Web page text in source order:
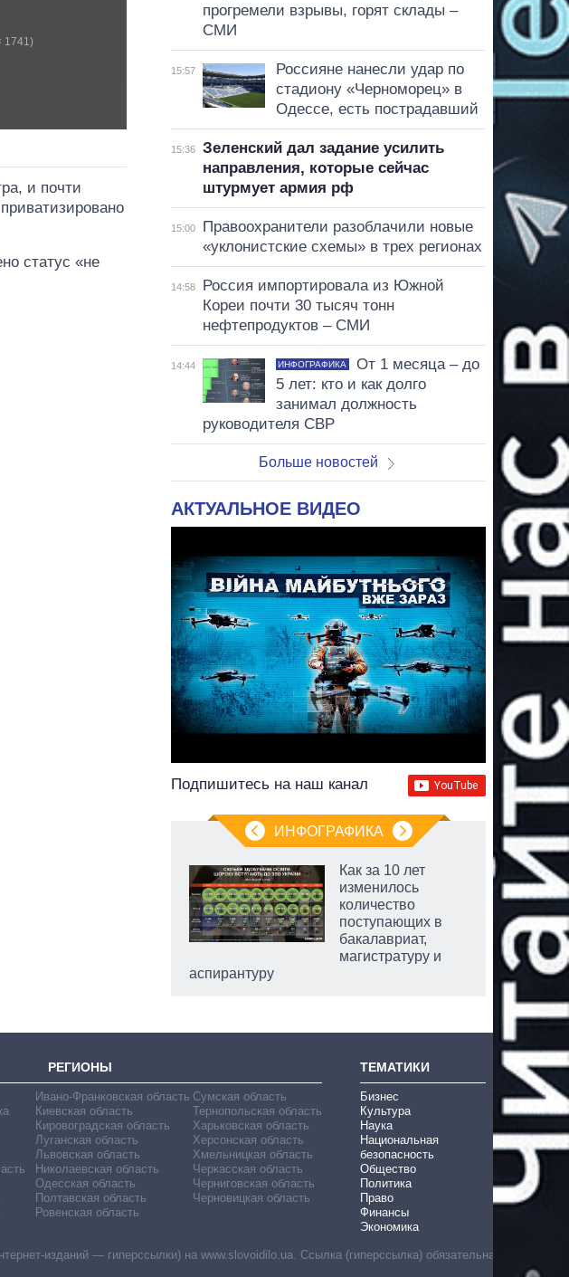
1741)
и почти
статус «не
прогремели взрывы, горят склады –
СМИ
15:57
Россияне нанесли удар по
стадиону «Черноморец» в
Одессе, есть пострадавший
15:36
Зеленский дал задание усилить
направления, которые сейчас
штурмует армия рф
15:00
Правоохранители разоблачили новые
«уклонистские схемы» в трех регионах
14:58
Россия импортировала из Южной
Кореи почти 30 тысяч тонн
нефтепродуктов – СМИ
14:44 ИНФОГРАФИКА
От 1 месяца – до
5 лет: кто и как долго
занимал должность
руководителя СВР
Больше новостей
АКТУАЛЬНОЕ ВИДЕО
Подпишитесь на наш канал
ИНФОГРАФИКА
Как за 10 лет
изменилось
количество
поступающих в
бакалавриат,
магистратуру и
аспирантуру
РЕГИОНЫ
Ивано-Франковская область
Киевская область
Кировоградская область
Луганская область
Львовская область
Николаевская область
Одесская область
Полтавская область
Ровенская область
Сумская область
Тернопольская область
Харьковская область
Херсонская область
Хмельницкая область
Черкасская область
Черниговская область
Черновицкая область
ТЕМАТИКИ
Бизнес
Культура
Наука
Национальная
безопасность
Общество
Политика
Право
Финансы
Экономика
изданий — гиперссылки) на www.slovoidilo.ua. Ссылка (гиперссылка) обязательна